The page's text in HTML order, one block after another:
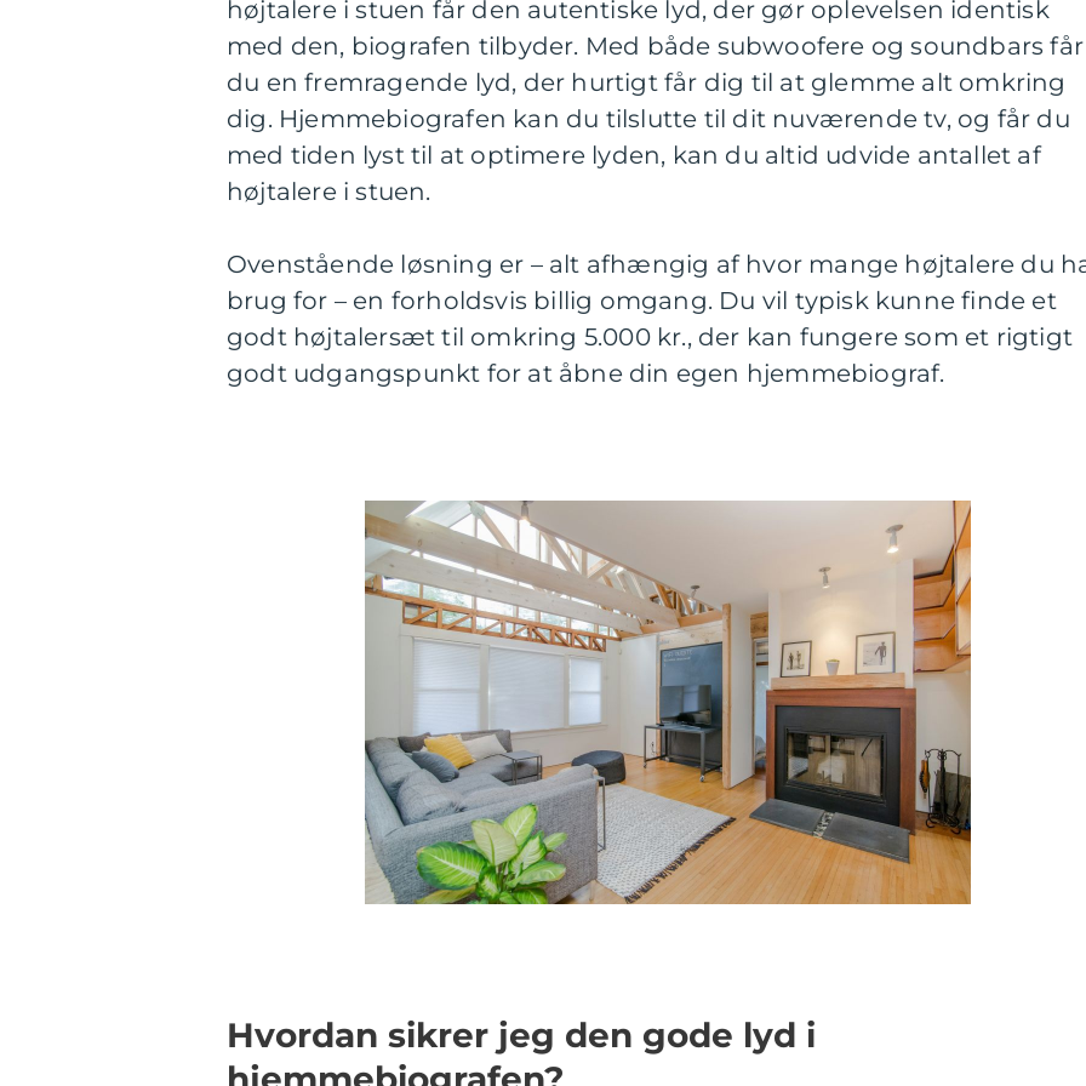
højtalere i stuen får den autentiske lyd, der gør oplevelsen identisk
med den, biografen tilbyder. Med både subwoofere og soundbars får
du en fremragende lyd, der hurtigt får dig til at glemme alt omkring
dig. Hjemmebiografen kan du tilslutte til dit nuværende tv, og får du
med tiden lyst til at optimere lyden, kan du altid udvide antallet af
højtalere i stuen.
Ovenstående løsning er – alt afhængig af hvor mange højtalere du
brug for – en forholdsvis billig omgang. Du vil typisk kunne finde et
godt højtalersæt til omkring 5.000 kr., der kan fungere som et rigtigt
godt udgangspunkt for at åbne din egen hjemmebiograf.
Hvordan sikrer jeg den gode lyd i